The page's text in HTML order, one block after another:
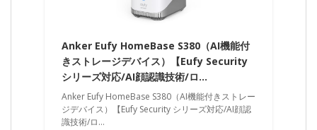
Anker Eufy HomeBase S380（AI機能付
きストレージデバイス）【Eufy Security
シリーズ対応/AI顔認識技術/ロ…
Anker Eufy HomeBase S380（AI機能付きストレー
ジデバイス）【Eufy Security シリーズ対応/AI顔認
識技術/ロ…